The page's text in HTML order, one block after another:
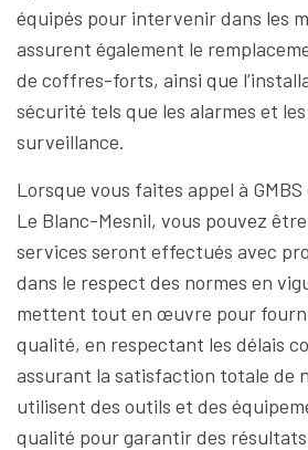
équipés pour intervenir dans les
assurent également le
de coffres-forts, ainsi que
sécurité tels que les alarmes et
surveillance.
Lorsque vous faites appel à
Le Blanc-Mesnil, vous pouvez
services seront effectués avec
dans le respect des normes en
mettent tout en œuvre pour
qualité, en respectant les délais
assurant la satisfaction totale de
utilisent des outils et des
qualité pour garantir des